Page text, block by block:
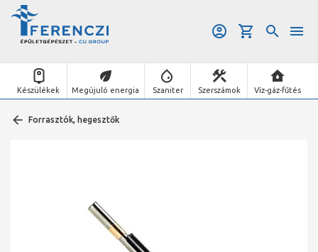
Készülékek Megújuló energia Szaniter Szerszámok Víz-gáz-fűtés
Forrasztók, hegesztők